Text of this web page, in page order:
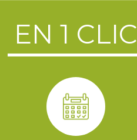
EN 1 CLIC